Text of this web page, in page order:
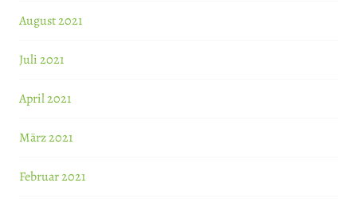
August 2021
Juli 2021
April 2021
März 2021
Februar 2021